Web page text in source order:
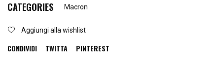
CATEGORIES Macron
Aggiungi alla wishlist
CONDIVIDI TWITTA PINTEREST